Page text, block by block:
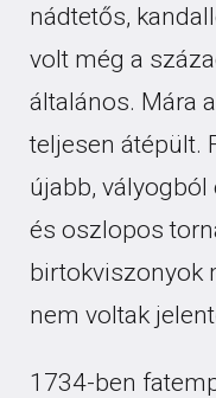
nádtetős,
volt még a
általános. Mára
teljesen átépült.
újabb,
és oszlopos
birtokviszonyok
nem voltak
1734-ben